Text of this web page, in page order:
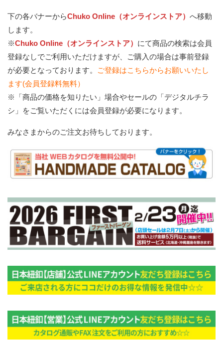
下の各バナーからChuko Online（オンラインストア） へ移動
します。
※Chuko Online（オンラインストア） にて商品の検索は会員
登録なしでご利用いただけますが、ご購入の場合は事前登録
が必要となっております。
ご登録はこちらからお願いいたし
ます(会員登録料無料）
※「商品の価格を知りたい」場合やセールの「デジタルチラ
シ」をご覧いただくには会員登録が必要になります。
みなさまからのご注文お待ちしております。